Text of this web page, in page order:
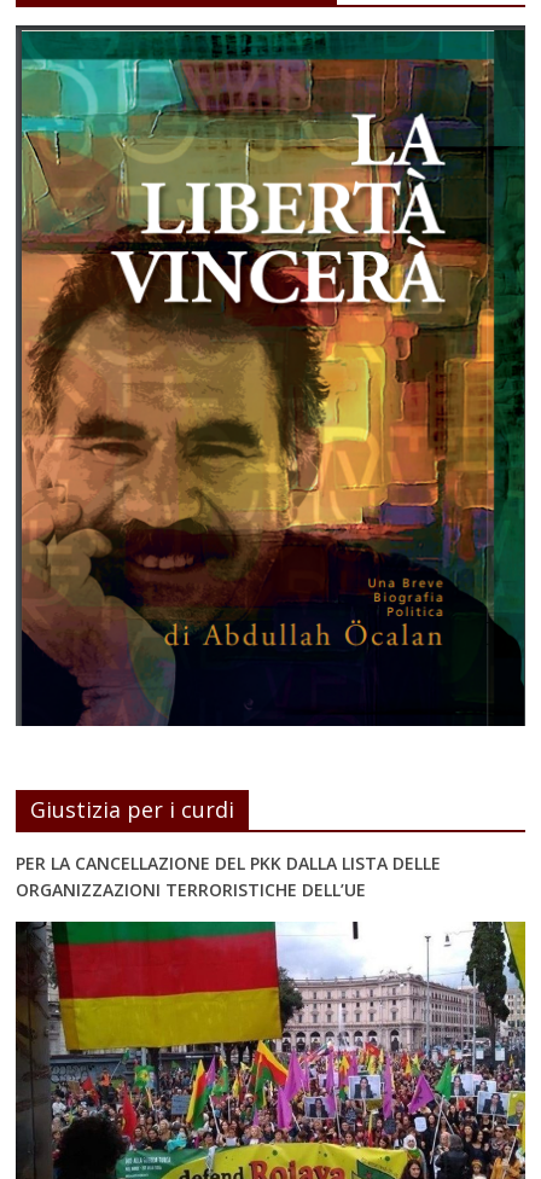
Giustizia per i curdi
PER LA CANCELLAZIONE DEL PKK DALLA LISTA DELLE
ORGANIZZAZIONI TERRORISTICHE DELL’UE